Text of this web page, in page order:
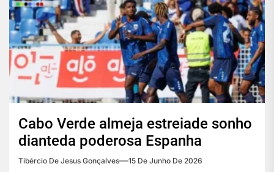
Cabo Verde almeja estreiade sonho
dianteda poderosa Espanha
Tibércio De Jesus Gonçalves 15 De Junho De 2026